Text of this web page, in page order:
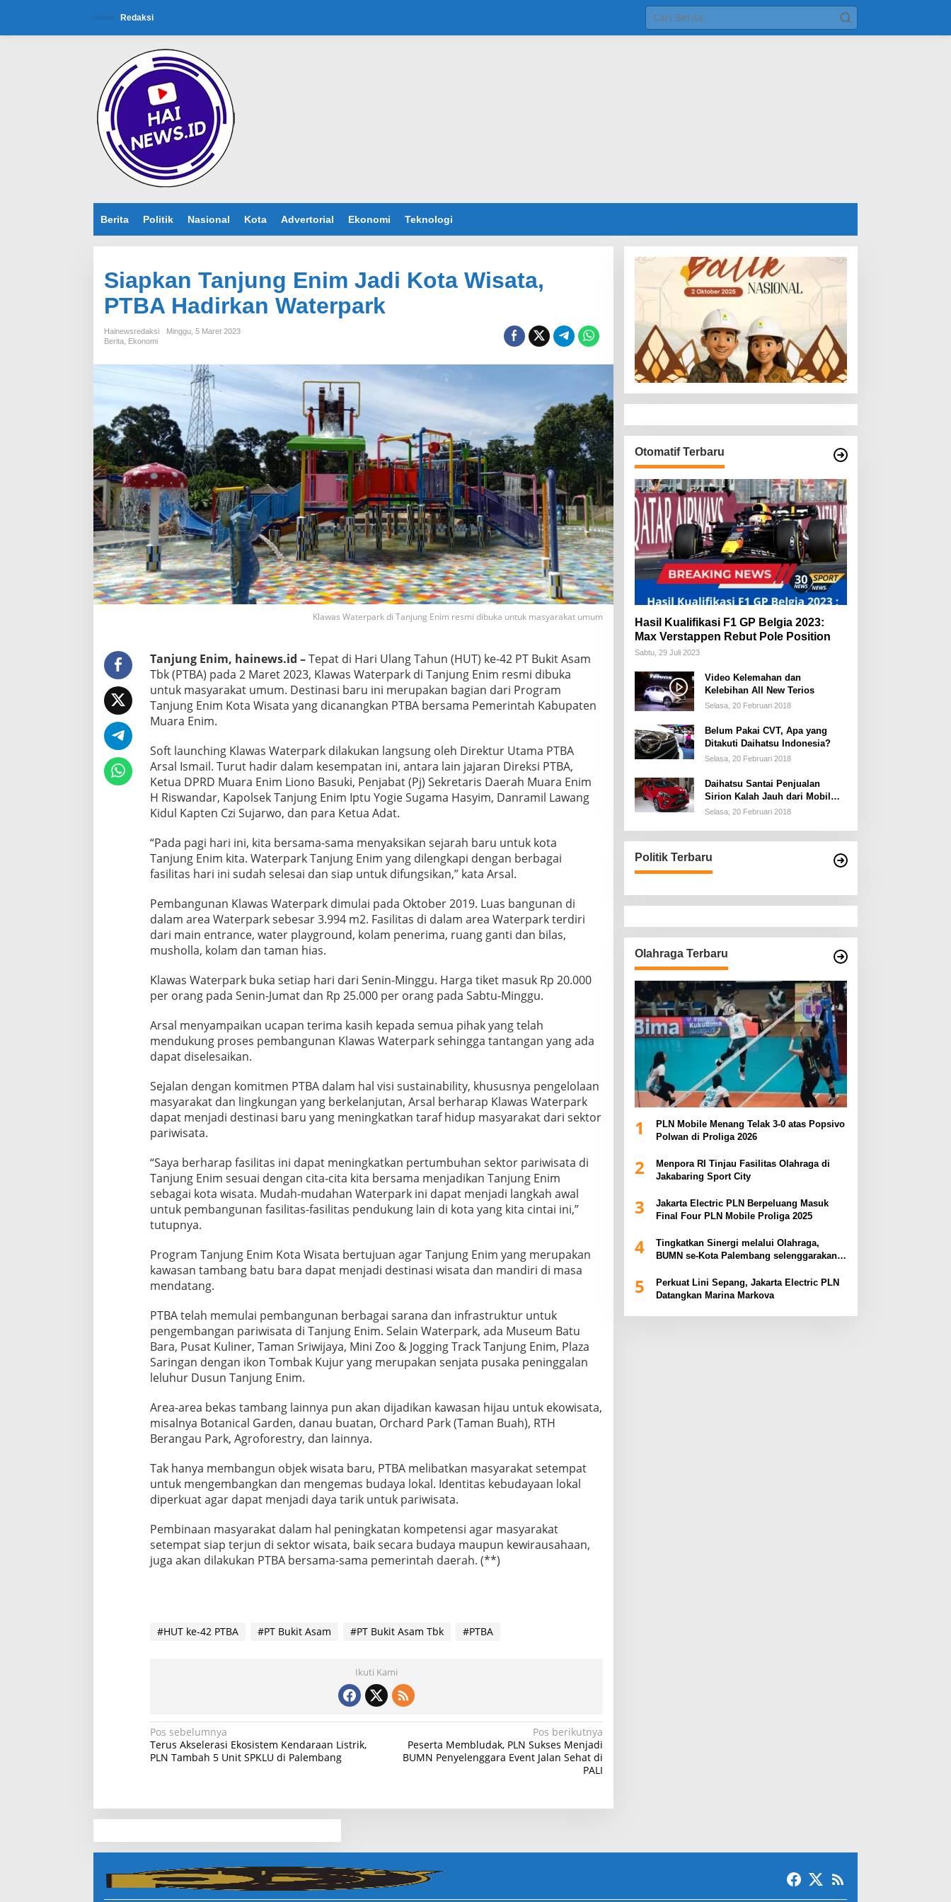
Redaksi
Berita Politik Nasional Kota Advertorial Ekonomi Teknologi
Siapkan Tanjung Enim Jadi Kota Wisata,
PTBA Hadirkan Waterpark
Hainewsredaksi
Minggu, 5 Maret 2023
Berita Ekonomi
Klawas Waterpark di Tanjung Enim resmi dibuka untuk masyarakat umum
Tanjung Enim, hainews.id –Tepat di Hari Ulang Tahun (HUT) ke-42 PT Bukit Asam
Tbk (PTBA) pada 2 Maret 2023, Klawas Waterpark di Tanjung Enim resmi dibuka
untuk masyarakat umum. Destinasi baru ini merupakan bagian dari Program
Tanjung Enim Kota Wisata yang dicanangkan PTBA bersama Pemerintah Kabupaten
Muara Enim.
Soft launching Klawas Waterpark dilakukan langsung oleh Direktur Utama PTBA
Arsal Ismail. Turut hadir dalam kesempatan ini, antara lain jajaran Direksi PTBA,
Ketua DPRD Muara Enim Liono Basuki, Penjabat (Pj) Sekretaris Daerah Muara Enim
H Riswandar, Kapolsek Tanjung Enim Iptu Yogie Sugama Hasyim, Danramil Lawang
Kidul Kapten Czi Sujarwo, dan para Ketua Adat.
“Pada pagi hari ini, kita bersama-sama menyaksikan sejarah baru untuk kota
Tanjung Enim kita. Waterpark Tanjung Enim yang dilengkapi dengan berbagai
fasilitas hari ini sudah selesai dan siap untuk difungsikan,” kata Arsal.
Pembangunan Klawas Waterpark dimulai pada Oktober 2019. Luas bangunan di
dalam area Waterpark sebesar 3.994 m2. Fasilitas di dalam area Waterpark terdiri
dari main entrance, water playground, kolam penerima, ruang ganti dan bilas,
musholla, kolam dan taman hias.
Klawas Waterpark buka setiap hari dari Senin-Minggu. Harga tiket masuk Rp 20.000
per orang pada Senin-Jumat dan Rp 25.000 per orang pada Sabtu-Minggu.
Arsal menyampaikan ucapan terima kasih kepada semua pihak yang telah
mendukung proses pembangunan Klawas Waterpark sehingga tantangan yang ada
dapat diselesaikan.
Sejalan dengan komitmen PTBA dalam hal visi sustainability, khususnya pengelolaan
masyarakat dan lingkungan yang berkelanjutan, Arsal berharap Klawas Waterpark
dapat menjadi destinasi baru yang meningkatkan taraf hidup masyarakat dari sektor
pariwisata.
“Saya berharap fasilitas ini dapat meningkatkan pertumbuhan sektor pariwisata di
Tanjung Enim sesuai dengan cita-cita kita bersama menjadikan Tanjung Enim
sebagai kota wisata. Mudah-mudahan Waterpark ini dapat menjadi langkah awal
untuk pembangunan fasilitas-fasilitas pendukung lain di kota yang kita cintai ini,”
tutupnya.
Program Tanjung Enim Kota Wisata bertujuan agar Tanjung Enim yang merupakan
kawasan tambang batu bara dapat menjadi destinasi wisata dan mandiri di masa
mendatang.
PTBA telah memulai pembangunan berbagai sarana dan infrastruktur untuk
pengembangan pariwisata di Tanjung Enim. Selain Waterpark, ada Museum Batu
Bara, Pusat Kuliner, Taman Sriwijaya, Mini Zoo & Jogging Track Tanjung Enim, Plaza
Saringan dengan ikon Tombak Kujur yang merupakan senjata pusaka peninggalan
leluhur Dusun Tanjung Enim.
Area-area bekas tambang lainnya pun akan dijadikan kawasan hijau untuk ekowisata,
misalnya Botanical Garden, danau buatan, Orchard Park (Taman Buah), RTH
Berangau Park, Agroforestry, dan lainnya.
Tak hanya membangun objek wisata baru, PTBA melibatkan masyarakat setempat
untuk mengembangkan dan mengemas budaya lokal. Identitas kebudayaan lokal
diperkuat agar dapat menjadi daya tarik untuk pariwisata.
Pembinaan masyarakat dalam hal peningkatan kompetensi agar masyarakat
setempat siap terjun di sektor wisata, baik secara budaya maupun kewirausahaan,
juga akan dilakukan PTBA bersama-sama pemerintah daerah. (**)
#HUT ke-42 PTBA #PT Bukit Asam #PT Bukit Asam Tbk #PTBA
Ikuti Kami
N
a
g
s
i
p
Pos sebelumnya
Terus Akselerasi Ekosistem Kendaraan Listrik,
PLN Tambah 5 Unit SPKLU di Palembang
Pos berikutnya
Peserta Membludak, PLN Sukses Menjadi
BUMN Penyelenggara Event Jalan Sehat di
PALI
Otomatif Terbaru
Hasil Kualifikasi F1 GP Belgia 2023:
Max Verstappen Rebut Pole Position
Sabtu, 29 Juli 2023
Video Kelemahan dan
Kelebihan All New Terios
Selasa, 20 Februari 2018
Belum Pakai CVT, Apa yang
Ditakuti Daihatsu Indonesia?
Selasa, 20 Februari 2018
Daihatsu Santai Penjualan
Sirion Kalah Jauh dari Mobil
LCGC
Selasa, 20 Februari 2018
Politik Terbaru
Olahraga Terbaru
1
PLN Mobile Menang Telak 3-0 atas Popsivo
Polwan di Proliga 2026
2
Menpora RI Tinjau Fasilitas Olahraga di
Jakabaring Sport City
3
Jakarta Electric PLN Berpeluang Masuk
Final Four PLN Mobile Proliga 2025
4
Tingkatkan Sinergi melalui Olahraga,
BUMN se-Kota Palembang selenggarakan
5
Perkuat Lini Sepang, Jakarta Electric PLN
Datangkan Marina Markova
slot demo
slot gacor
slot gacor hari ini